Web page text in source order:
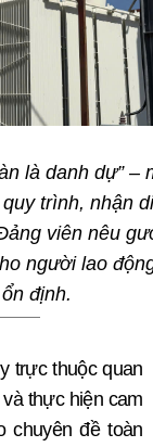
là danh dự” –
trình, nhận
viên nêu
người lao
định.
trực thuộcquan
và thực hiện cam
chuyên đề toàn